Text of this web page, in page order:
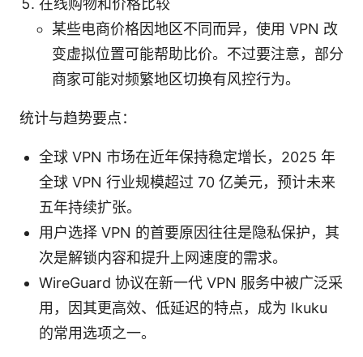
某些电商价格因地区不同而异，使用 VPN 改
变虚拟位置可能帮助比价。不过要注意，部分
商家可能对频繁地区切换有风控行为。
统计与趋势要点：
全球 VPN 市场在近年保持稳定增长，2025 年
全球 VPN 行业规模超过 70 亿美元，预计未来
五年持续扩张。
用户选择 VPN 的首要原因往往是隐私保护，其
次是解锁内容和提升上网速度的需求。
WireGuard 协议在新一代 VPN 服务中被广泛采
用，因其更高效、低延迟的特点，成为 Ikuku
的常用选项之一。